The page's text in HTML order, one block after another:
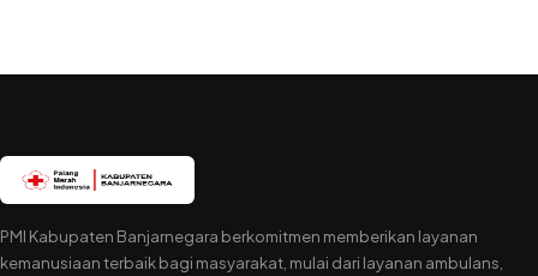
PMI Kabupaten Banjarnegara berkomitmen memberikan layanan
kemanusiaan terbaik bagi masyarakat, mulai dari layanan ambulans,